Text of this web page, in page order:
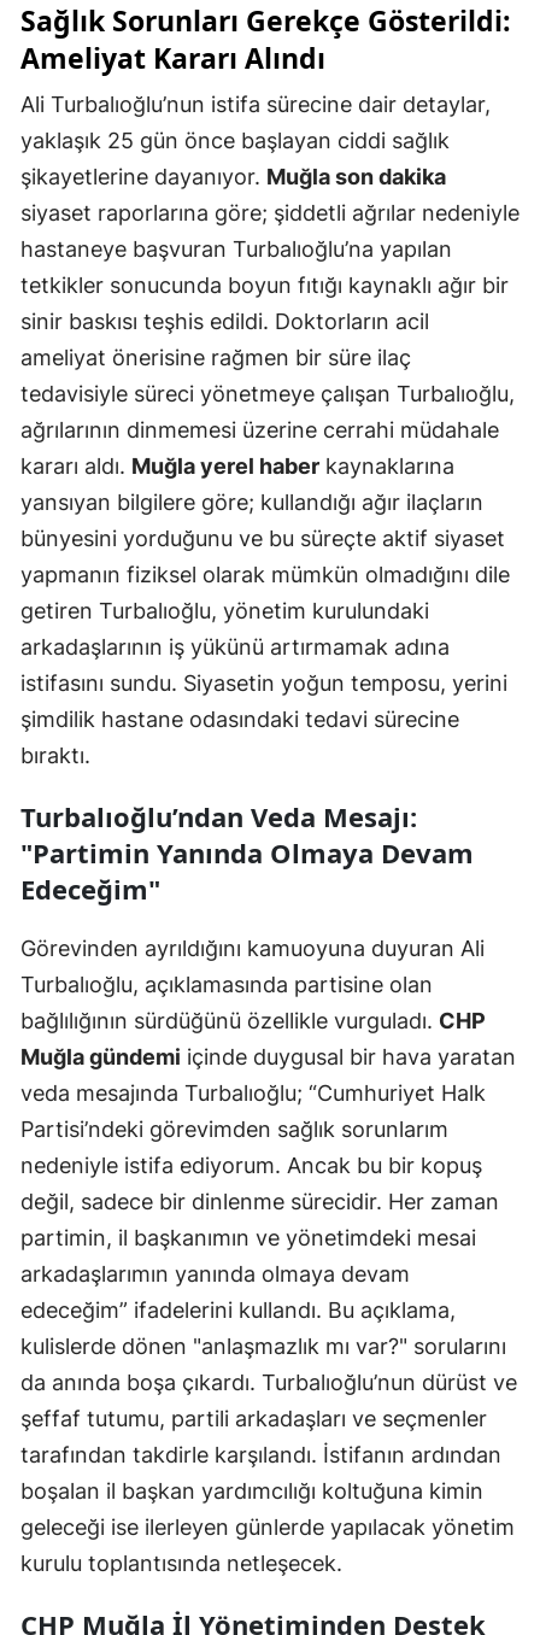
Sağlık Sorunları Gerekçe Gösterildi:
Ameliyat Kararı Alındı
Ali Turbalıoğlu’nun istifa sürecine dair detaylar,
yaklaşık 25 gün önce başlayan ciddi sağlık
şikayetlerine dayanıyor. Muğla son dakika
siyaset raporlarına göre; şiddetli ağrılar nedeniyle
hastaneye başvuran Turbalıoğlu’na yapılan
tetkikler sonucunda boyun fıtığı kaynaklı ağır bir
sinir baskısı teşhis edildi. Doktorların acil
ameliyat önerisine rağmen bir süre ilaç
tedavisiyle süreci yönetmeye çalışan Turbalıoğlu,
ağrılarının dinmemesi üzerine cerrahi müdahale
kararı aldı. Muğla yerel haber kaynaklarına
yansıyan bilgilere göre; kullandığı ağır ilaçların
bünyesini yorduğunu ve bu süreçte aktif siyaset
yapmanın fiziksel olarak mümkün olmadığını dile
getiren Turbalıoğlu, yönetim kurulundaki
arkadaşlarının iş yükünü artırmamak adına
istifasını sundu. Siyasetin yoğun temposu, yerini
şimdilik hastane odasındaki tedavi sürecine
bıraktı.
Turbalıoğlu’ndan Veda Mesajı:
"Partimin Yanında Olmaya Devam
Edeceğim"
Görevinden ayrıldığını kamuoyuna duyuran Ali
Turbalıoğlu, açıklamasında partisine olan
bağlılığının sürdüğünü özellikle vurguladı. CHP
Muğla gündemi içinde duygusal bir hava yaratan
veda mesajında Turbalıoğlu; “Cumhuriyet Halk
Partisi’ndeki görevimden sağlık sorunlarım
nedeniyle istifa ediyorum. Ancak bu bir kopuş
değil, sadece bir dinlenme sürecidir. Her zaman
partimin, il başkanımın ve yönetimdeki mesai
arkadaşlarımın yanında olmaya devam
edeceğim” ifadelerini kullandı. Bu açıklama,
kulislerde dönen "anlaşmazlık mı var?" sorularını
da anında boşa çıkardı. Turbalıoğlu’nun dürüst ve
şeffaf tutumu, partili arkadaşları ve seçmenler
tarafından takdirle karşılandı. İstifanın ardından
boşalan il başkan yardımcılığı koltuğuna kimin
geleceği ise ilerleyen günlerde yapılacak yönetim
kurulu toplantısında netleşecek.
CHP Muğla İl Yönetiminden Destek